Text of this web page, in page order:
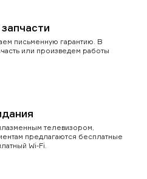
письменную гарантию. В
или произведем работы
телевизором,
предлагаются бесплатные
Wi-Fi.